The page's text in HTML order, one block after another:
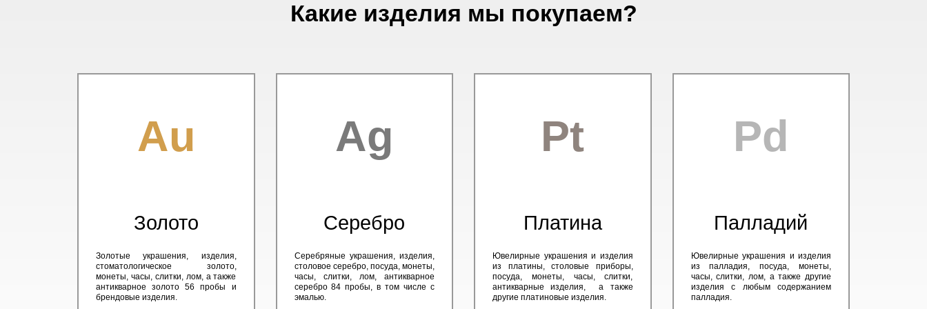
Какие изделия мы покупаем?
Au
Золото
Золотые украшения, изделия,
стоматологическое золото,
монеты, часы, слитки, лом, а также
антикварное золото 56 пробы и
брендовые изделия.
Ag
Серебро
Серебряные украшения, изделия,
столовое серебро, посуда, монеты,
часы, слитки, лом, антикварное
серебро 84 пробы, в том числе с
эмалью.
Pt
Платина
Ювелирные украшения и изделия
из платины, столовые приборы,
посуда, монеты, часы, слитки,
антикварные изделия, а также
другие платиновые изделия.
Pd
Палладий
Ювелирные украшения и изделия
из палладия, посуда, монеты,
часы, слитки, лом, а также другие
изделия с любым содержанием
палладия.